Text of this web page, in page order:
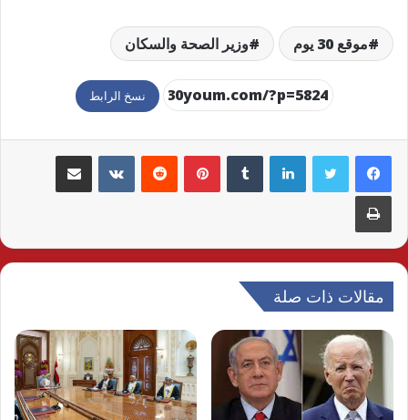
موقع 30 يوم وزير الصحة والسكان
نسخ الرابط
لينكدإن بينتيريست مشاركة عبر البريد
طباعة
مقالات ذات صلة